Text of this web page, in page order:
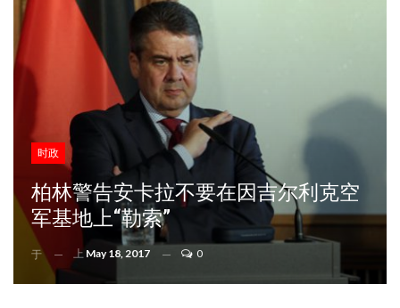
时政
柏林警告安卡拉不要在因吉尔利克空
军基地上“勒索”
于 上 May 18, 2017 0